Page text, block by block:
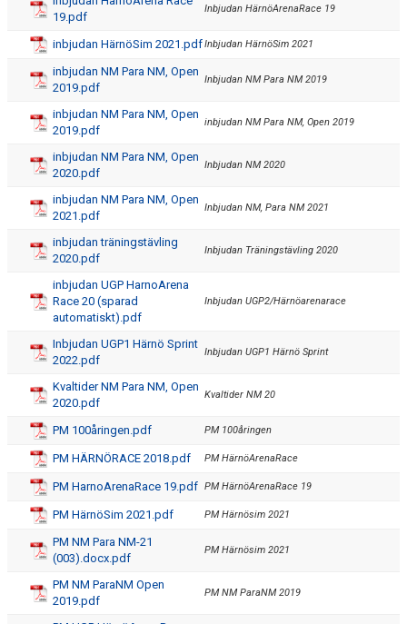
19.pdf
Inbjudan HärnöArenaRace 19
inbjudan HärnöSim 2021.pdfInbjudan HärnöSim 2021
inbjudan NM Para NM, Open
2019.pdf
Inbjudan NM Para NM 2019
inbjudan NM Para NM, Open
2019.pdf
inbjudan NM Para NM, Open 2019
inbjudan NM Para NM, Open
2020.pdf
Inbjudan NM 2020
inbjudan NM Para NM, Open
2021.pdf
Inbjudan NM, Para NM 2021
inbjudan träningstävling
2020.pdf
Inbjudan Träningstävling 2020
inbjudan UGP HarnoArena
Race 20 (sparad
automatiskt).pdf
Inbjudan UGP2/Härnöarenarace
Inbjudan UGP1 Härnö Sprint
2022.pdf
Inbjudan UGP1 Härnö Sprint
Kvaltider NM Para NM, Open
2020.pdf
Kvaltider NM 20
PM 100åringen.pdf PM 100åringen
PM HÄRNÖRACE 2018.pdf PM HärnöArenaRace
PM HarnoArenaRace 19.pdf PM HärnöArenaRace 19
PM HärnöSim 2021.pdf PM Härnösim 2021
PM NM Para NM-21
(003).docx.pdf
PM Härnösim 2021
PM NM ParaNM Open
2019.pdf
PM NM ParaNM 2019